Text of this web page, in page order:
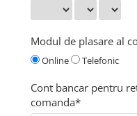
Modul de plasare al
Online Telefonic
Cont bancar pentru
comanda*